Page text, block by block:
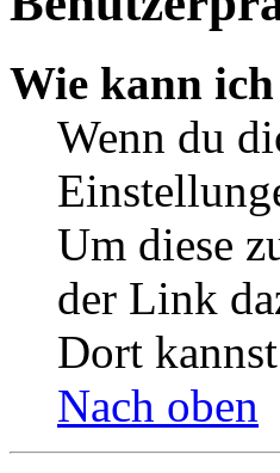
Wie kann
Wenn du
Um diese
der Link
Dort
Nach oben